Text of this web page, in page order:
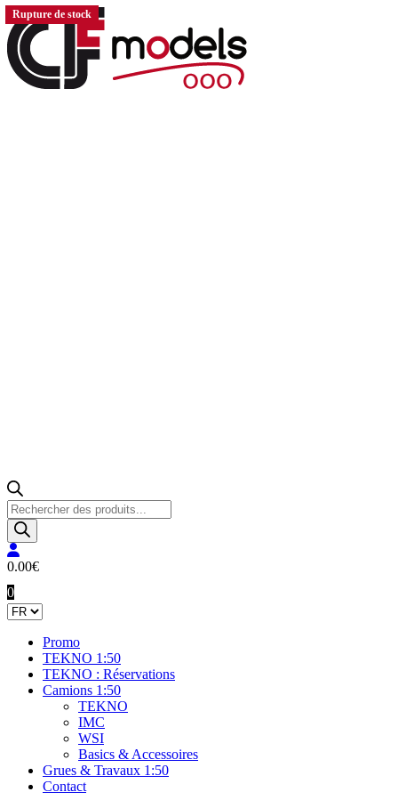
Recherche
de
produits
0.00€
0
Promo
TEKNO 1:50
TEKNO : Réservations
Camions 1:50
TEKNO
IMC
WSI
Basics & Accessoires
Grues & Travaux 1:50
Contact
Rupture de stock